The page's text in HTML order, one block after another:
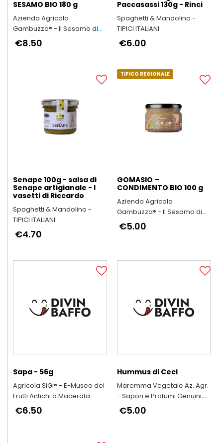
SESAMO BIO 180 g
Azienda Agricola
Gambuzza® - Il Sesamo di
Ispica Presidio Slow Food
€8.50
Paccasassi 130g - Rinci
Spaghetti & Mandolino -
TIPICI ITALIANI
€6.00
Senape 100g - salsa di
Senape artigianale - I
vasetti di Riccardo
Spaghetti & Mandolino -
TIPICI ITALIANI
€4.70
TIPICO REGIONALE
GOMASIO –
CONDIMENTO BIO 100 g
Azienda Agricola
Gambuzza® - Il Sesamo di
Ispica Presidio Slow Food
€5.00
Sapa - 56g
Agricola SiGi® - E-Museo dei
Frutti Antichi a Macerata
€6.50
Hummus di Ceci
Maremma Vegetale Az. Agr.
- Sapori e Profumi Genuini
Della Tradizione Della
Maremma Toscana
€5.00